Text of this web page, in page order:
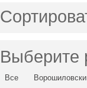
Выберите
Все